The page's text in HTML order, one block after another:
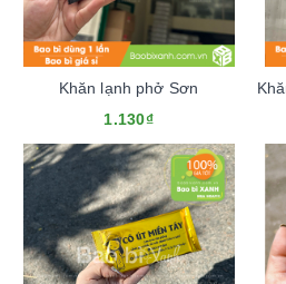
Khăn lạnh phở Sơn
1.130₫